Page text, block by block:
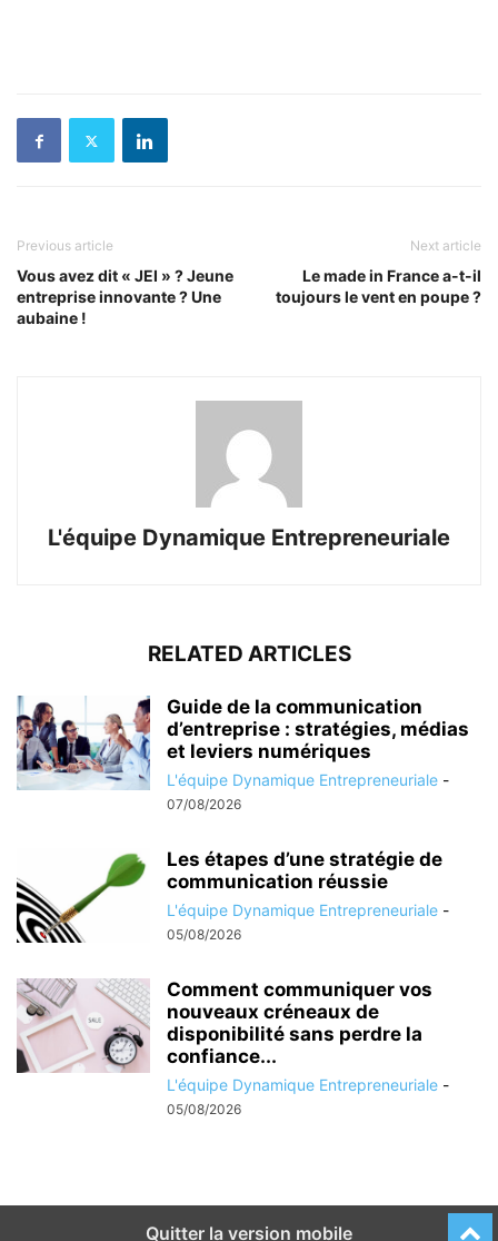
Previous article
Vous avez dit « JEI » ? Jeune
entreprise innovante ? Une
aubaine !
Next article
Le made in France a-t-il
toujours le vent en poupe ?
L'équipe Dynamique Entrepreneuriale
RELATED ARTICLES
Guide de la communication
d’entreprise : stratégies, médias
et leviers numériques
L'équipe Dynamique Entrepreneuriale -
07/08/2026
Les étapes d’une stratégie de
communication réussie
L'équipe Dynamique Entrepreneuriale -
05/08/2026
Comment communiquer vos
nouveaux créneaux de
disponibilité sans perdre la
confiance...
L'équipe Dynamique Entrepreneuriale -
05/08/2026
Quitter la version mobile